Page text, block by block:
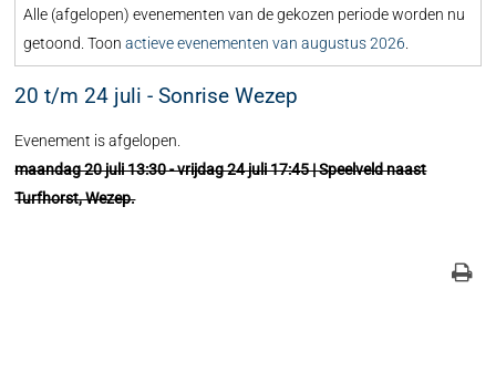
Alle (afgelopen) evenementen van de gekozen periode worden nu
getoond. Toonactieve evenementen van augustus 2026
20 t/m 24 juli - Sonrise Wezep
Evenement is afgelopen.
maandag 20 juli 13:30 - vrijdag 24 juli 17:45 | Speelveld naast
Turfhorst, Wezep.